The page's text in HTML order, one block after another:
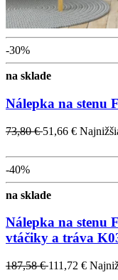
-30%
na sklade
Nálepka na stenu
73,80 €51,66 €
-40%
na sklade
Nálepka na stenu
vtáčiky a tráva
187,58 €111,72 €